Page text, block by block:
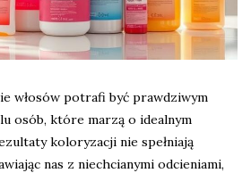
włosów potrafi być prawdziwym
osób, które marzą o idealnym
koloryzacji nie spełniają
nas z niechcianymi odcieniami,